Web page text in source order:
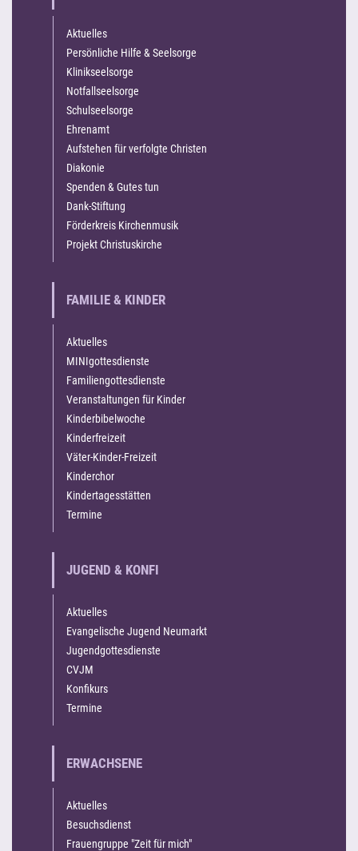
Aktuelles
Persönliche Hilfe & Seelsorge
Klinikseelsorge
Notfallseelsorge
Schulseelsorge
Ehrenamt
Aufstehen für verfolgte Christen
Diakonie
Spenden & Gutes tun
Dank-Stiftung
Förderkreis Kirchenmusik
Projekt Christuskirche
FAMILIE & KINDER
Aktuelles
MINIgottesdienste
Familiengottesdienste
Veranstaltungen für Kinder
Kinderbibelwoche
Kinderfreizeit
Väter-Kinder-Freizeit
Kinderchor
Kindertagesstätten
Termine
JUGEND & KONFI
Aktuelles
Evangelische Jugend Neumarkt
Jugendgottesdienste
CVJM
Konfikurs
Termine
ERWACHSENE
Aktuelles
Besuchsdienst
Frauengruppe "Zeit für mich"